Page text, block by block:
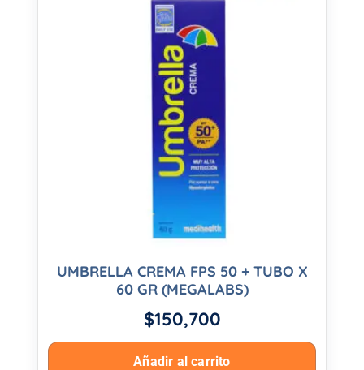
UMBRELLA CREMA FPS 50 + TUBO X
60 GR (MEGALABS)
$150,700
Añadir al carrito